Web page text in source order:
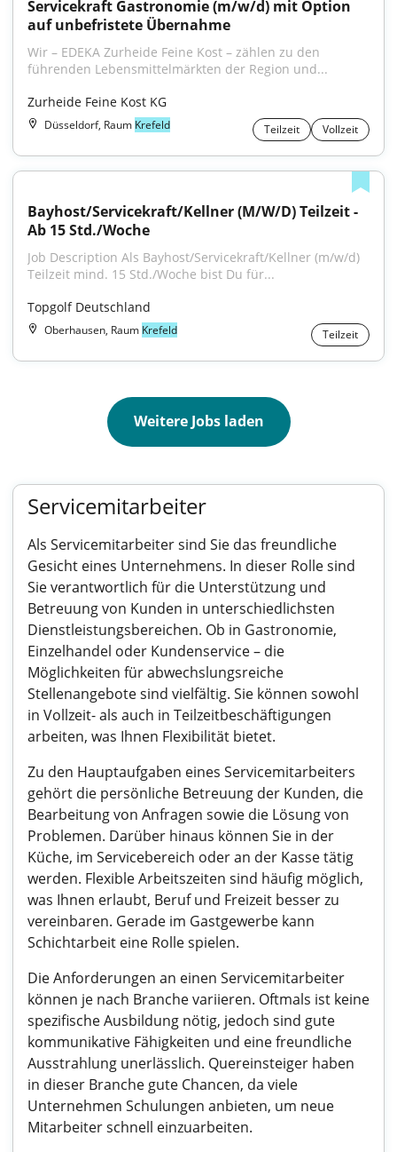
Servicekraft Gastronomie (m/w/d) mit Option
auf unbefristete Übernahme
Wir – EDEKA Zurheide Feine Kost – zählen zu den
führenden Lebensmittelmärkten der Region und...
Zurheide Feine Kost KG
Düsseldorf, Raum Krefeld Teilzeit Vollzeit
Bayhost/Servicekraft/Kellner (M/W/D) Teilzeit -
Ab 15 Std./Woche
Job Description Als Bayhost/Servicekraft/Kellner (m/w/d)
Teilzeit mind. 15 Std./Woche bist Du für...
Topgolf Deutschland
Oberhausen, Raum Krefeld Teilzeit
Weitere Jobs laden
Servicemitarbeiter
Als Servicemitarbeiter sind Sie das freundliche
Gesicht eines Unternehmens. In dieser Rolle sind
Sie verantwortlich für die Unterstützung und
Betreuung von Kunden in unterschiedlichsten
Dienstleistungsbereichen. Ob in Gastronomie,
Einzelhandel oder Kundenservice – die
Möglichkeiten für abwechslungsreiche
Stellenangebote sind vielfältig. Sie können sowohl
in Vollzeit- als auch in Teilzeitbeschäftigungen
arbeiten, was Ihnen Flexibilität bietet.
Zu den Hauptaufgaben eines Servicemitarbeiters
gehört die persönliche Betreuung der Kunden, die
Bearbeitung von Anfragen sowie die Lösung von
Problemen. Darüber hinaus können Sie in der
Küche, im Servicebereich oder an der Kasse tätig
werden. Flexible Arbeitszeiten sind häufig möglich,
was Ihnen erlaubt, Beruf und Freizeit besser zu
vereinbaren. Gerade im Gastgewerbe kann
Schichtarbeit eine Rolle spielen.
Die Anforderungen an einen Servicemitarbeiter
können je nach Branche variieren. Oftmals ist keine
spezifische Ausbildung nötig, jedoch sind gute
kommunikative Fähigkeiten und eine freundliche
Ausstrahlung unerlässlich. Quereinsteiger haben
in dieser Branche gute Chancen, da viele
Unternehmen Schulungen anbieten, um neue
Mitarbeiter schnell einzuarbeiten.